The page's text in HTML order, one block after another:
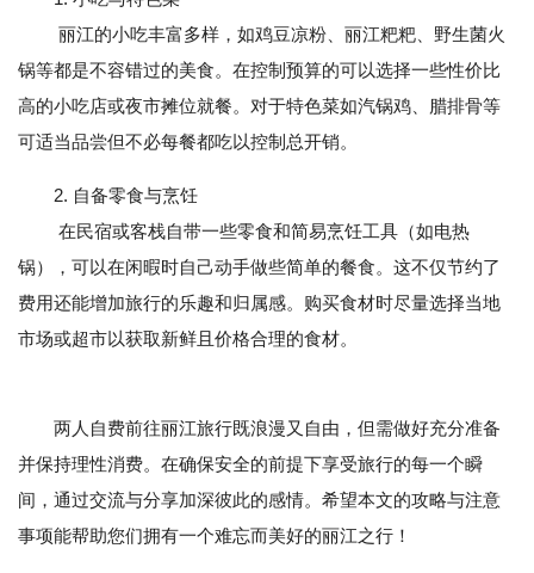
丽江的小吃丰富多样，如鸡豆凉粉、丽江粑粑、野生菌火
锅等都是不容错过的美食。在控制预算的可以选择一些性价比
高的小吃店或夜市摊位就餐。对于特色菜如汽锅鸡、腊排骨等
可适当品尝但不必每餐都吃以控制总开销。
2. 自备零食与烹饪
在民宿或客栈自带一些零食和简易烹饪工具（如电热
锅），可以在闲暇时自己动手做些简单的餐食。这不仅节约了
费用还能增加旅行的乐趣和归属感。购买食材时尽量选择当地
市场或超市以获取新鲜且价格合理的食材。
两人自费前往丽江旅行既浪漫又自由，但需做好充分准备
并保持理性消费。在确保安全的前提下享受旅行的每一个瞬
间，通过交流与分享加深彼此的感情。希望本文的攻略与注意
事项能帮助您们拥有一个难忘而美好的丽江之行！